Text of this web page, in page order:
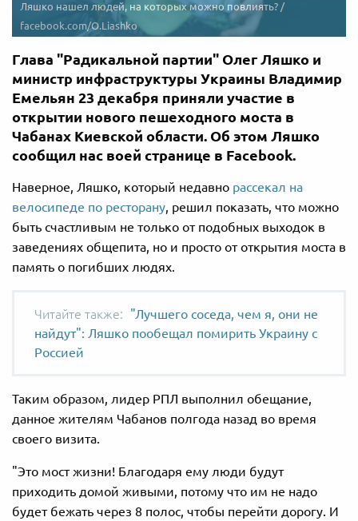
Ляшко нашел людей, на которых можно повлиять? /
facebook.com/O.Liashko
Глава "Радикальной партии" Олег Ляшко и
министр инфраструктуры Украины Владимир
Емельян 23 декабря приняли участие в
открытии нового пешеходного моста в
Чабанах Киевской области. Об этом Ляшко
сообщил нас воей странице в Facebook.
Наверное, Ляшко, который недавно рассекал на
велосипеде по ресторану, решил показать, что можно
быть счастливым не только от подобных выходок в
заведениях общепита, но и просто от открытия моста в
память о погибших людях.
"Лучшего соседа, чем я, они не
найдут": Ляшко пообещал помирить Украину с
Россией
Таким образом, лидер РПЛ выполнил обещание,
данное жителям Чабанов полгода назад во время
своего визита.
"Это мост жизни! Благодаря ему люди будут
приходить домой живыми, потому что им не надо
будет бежать через 8 полос, чтобы перейти дорогу. И